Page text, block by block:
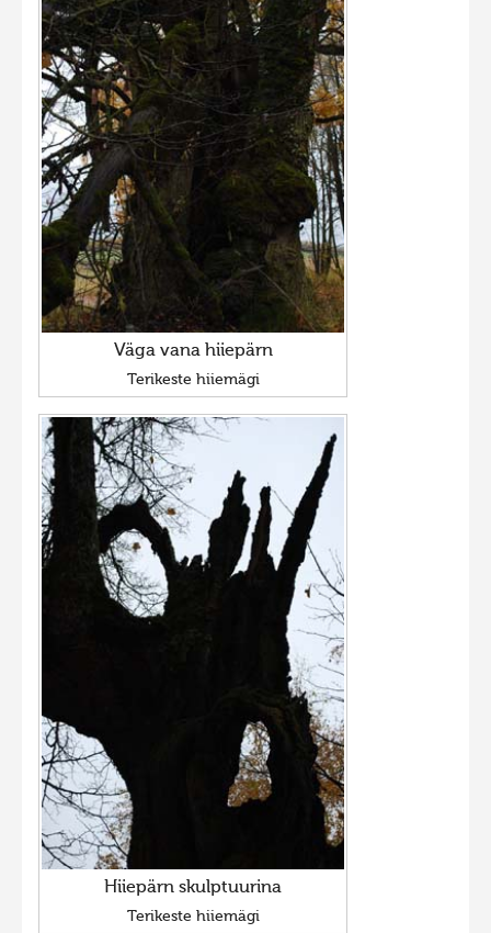
Väga vana hiiepärn
Terikeste hiiemägi
Hiiepärn skulptuurina
Terikeste hiiemägi